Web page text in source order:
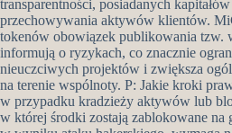
transparentności, posiadanych
przechowywania aktywów klientów.
tokenów obowiązek publikowania tzw.
informują o ryzykach, co znacznie
nieuczciwych projektów i zwiększa
na terenie wspólnoty. P: Jakie kroki
w przypadku kradzieży aktywów lub
w której środki zostają zablokowane na